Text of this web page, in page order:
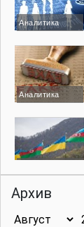
Аналитика
Аналитика
Архив